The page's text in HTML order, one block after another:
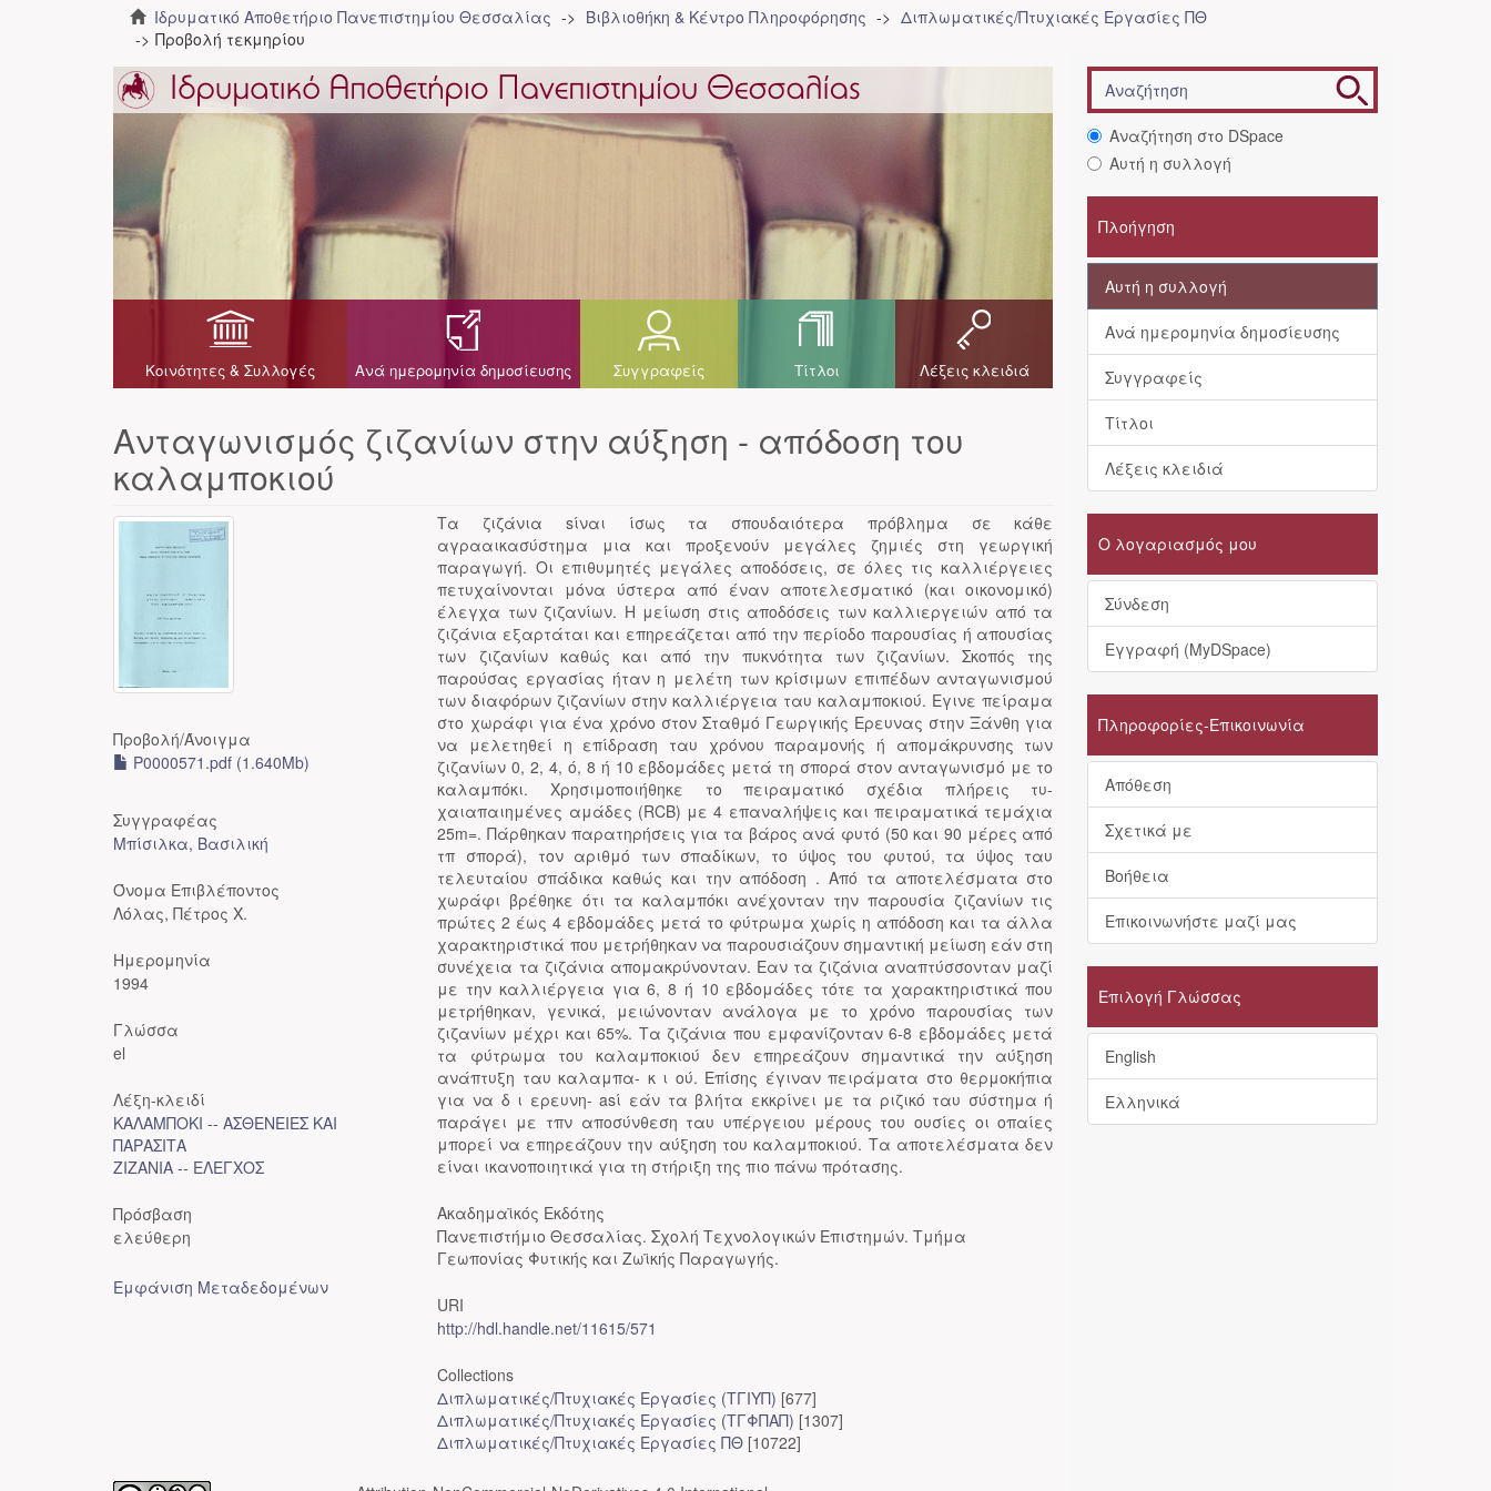
Ιδρυματικό Αποθετήριο Πανεπιστημίου Θεσσαλίας Βιβλιοθήκη & Κέντρο Πληροφόρησης
Διπλωματικές/Πτυχιακές Εργασίες ΠΘ
Προβολή τεκμηρίου
Κοινότητες & Συλλογές Ανά ημερομηνία δημοσίευσης Συγγραφείς Τίτλοι Λέξεις κλειδιά
Ανταγωνισμός ζιζανίων στην αύξηση - απόδοση του
καλαμποκιού
Προβολή/Άνοιγμα
P0000571.pdf (1.640Mb)
Συγγραφέας
Μπίσιλκα, Βασιλική
Όνομα Επιβλέποντος
Λόλας, Πέτρος Χ.
Ημερομηνία
1994
Γλώσσα
el
Λέξη-κλειδί
ΚΑΛΑΜΠΟΚΙ -- ΑΣΘΕΝΕΙΕΣ ΚΑΙ
ΠΑΡΑΣΙΤΑ
ΖΙΖΑΝΙΑ -- ΕΛΕΓΧΟΣ
Πρόσβαση
ελεύθερη
Εμφάνιση Μεταδεδομένων
Τα ζιζάνια sίναι ίσως τα σπουδαιότερα πρόβλημα σε κάθε
αγρααικασύστημα μια και προξενούν μεγάλες ζημιές στη γεωργική
παραγωγή. Οι επιθυμητές μεγάλες αποδόσεις, σε όλες τις καλλιέργειες
πετυχαίνονται μόνα ύστερα από έναν αποτελεσματικό (και οικονομικό)
έλεγχα των ζιζανίων. Η μείωση στις αποδόσεις των καλλιεργειών από τα
ζιζάνια εξαρτάται και επηρεάζεται από την περίοδο παρουσίας ή απουσίας
των ζιζανίων καθώς και από την πυκνότητα των ζιζανίων. Σκοπός της
παρούσας εργασίας ήταν η μελέτη των κρίσιμων επιπέδων ανταγωνισμού
των διαφόρων ζιζανίων στην καλλιέργεια ταυ καλαμποκιού. Εγινε πείραμα
στο χωράφι για ένα χρόνο στον Σταθμό Γεωργικής Ερευνας στην Ξάνθη για
να μελετηθεί η επίδραση ταυ χρόνου παραμονής ή απομάκρυνσης των
ζιζανίων 0, 2, 4, ό, 8 ή 10 εβδομάδες μετά τη σπορά στον ανταγωνισμό με το
καλαμπόκι. Χρησιμοποιήθηκε το πειραματικό σχέδια πλήρεις τυ-
χαιαπαιημένες αμάδες (RCB) με 4 επαναλήψεις και πειραματικά τεμάχια
25m=. Πάρθηκαν παρατηρήσεις για τα βάρος ανά φυτό (50 και 90 μέρες από
τπ σπορά), τον αριθμό των σπαδίκων, το ύψος του φυτού, τα ύψος ταυ
τελευταίου σπάδικα καθώς και την απόδοση . Από τα αποτελέσματα στο
χωράφι βρέθηκε ότι τα καλαμπόκι ανέχονταν την παρουσία ζιζανίων τις
πρώτες 2 έως 4 εβδομάδες μετά το φύτρωμα χωρίς η απόδοση και τα άλλα
χαρακτηριστικά που μετρήθηκαν να παρουσιάζουν σημαντική μείωση εάν στη
συνέχεια τα ζιζάνια απομακρύνονταν. Εαν τα ζιζάνια αναπτύσσονταν μαζί
με την καλλιέργεια για 6, 8 ή 10 εβδομάδες τότε τα χαρακτηριστικά που
μετρήθηκαν, γενικά, μειώνονταν ανάλογα με το χρόνο παρουσίας των
ζιζανίων μέχρι και 65%. Τα ζιζάνια που εμφανίζονταν 6-8 εβδομάδες μετά
τα φύτρωμα του καλαμποκιού δεν επηρεάζουν σημαντικά την αύξηση
ανάπτυξη ταυ καλαμπα- κ ι ού. Επίσης έγιναν πειράματα στο θερμοκήπια
για να δ ι ερευνη- asί εάν τα βλήτα εκκρίνει με τα ριζικό ταυ σύστημα ή
παράγει με τπν αποσύνθεση ταυ υπέργειου μέρους του ουσίες οι οπαίες
μπορεί να επηρεάζουν την αύξηση του καλαμποκιού. Τα αποτελέσματα δεν
είναι ικανοποιητικά για τη στήριξη της πιο πάνω πρότασης.
Ακαδημαϊκός Εκδότης
Πανεπιστήμιο Θεσσαλίας. Σχολή Τεχνολογικών Επιστημών. Τμήμα
Γεωπονίας Φυτικής και Ζωϊκής Παραγωγής.
URI
http://hdl.handle.net/11615/571
Collections
Διπλωματικές/Πτυχιακές Εργασίες (ΤΓΙΥΠ) [677]
Διπλωματικές/Πτυχιακές Εργασίες (ΤΓΦΠΑΠ) [1307]
Διπλωματικές/Πτυχιακές Εργασίες ΠΘ [10722]
Αναζήτηση στο DSpace
Αυτή η συλλογή
Πλοήγηση
Αυτή η συλλογή
Ανά ημερομηνία δημοσίευσης
Συγγραφείς
Τίτλοι
Λέξεις κλειδιά
Ο λογαριασμός μου
Σύνδεση
Εγγραφή (MyDSpace)
Πληροφορίες-Επικοινωνία
Απόθεση
Σχετικά με
Βοήθεια
Επικοινωνήστε μαζί μας
Επιλογή Γλώσσας
English
Ελληνικά